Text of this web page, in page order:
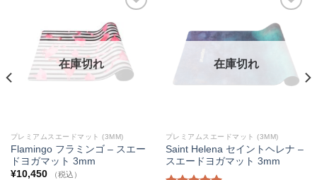
在庫切れ
プレミアムスエードマット (3MM)
Flamingo フラミンゴ – スエー
ドヨガマット 3mm
¥10,450 （税込）
りに
在庫切れ
プレミアムスエードマット (3MM)
Saint Helena セイントヘレナ –
スエードヨガマット 3mm